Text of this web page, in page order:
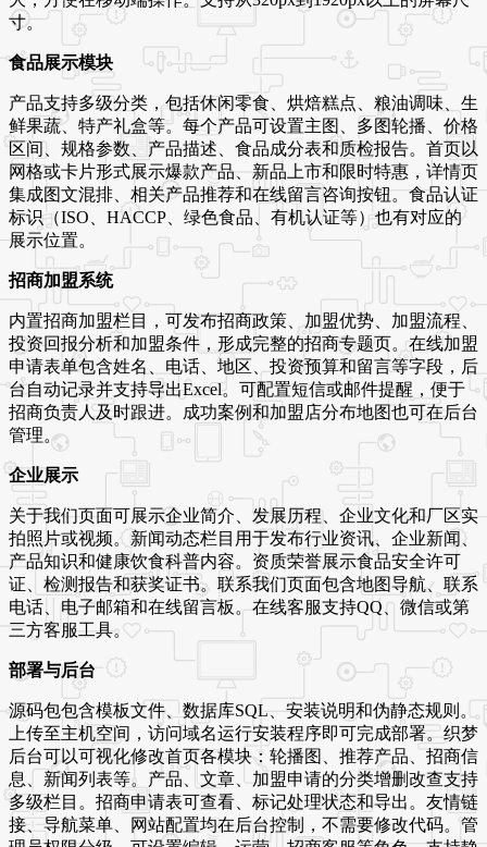
寸。
食品展示模块
产品支持多级分类，包括休闲零食、烘焙糕点、粮油调味、生
鲜果蔬、特产礼盒等。每个产品可设置主图、多图轮播、价格
区间、规格参数、产品描述、食品成分表和质检报告。首页以
网格或卡片形式展示爆款产品、新品上市和限时特惠，详情页
集成图文混排、相关产品推荐和在线留言咨询按钮。食品认证
标识（ISO、HACCP、绿色食品、有机认证等）也有对应的
展示位置。
招商加盟系统
内置招商加盟栏目，可发布招商政策、加盟优势、加盟流程、
投资回报分析和加盟条件，形成完整的招商专题页。在线加盟
申请表单包含姓名、电话、地区、投资预算和留言等字段，后
台自动记录并支持导出Excel。可配置短信或邮件提醒，便于
招商负责人及时跟进。成功案例和加盟店分布地图也可在后台
管理。
企业展示
关于我们页面可展示企业简介、发展历程、企业文化和厂区实
拍照片或视频。新闻动态栏目用于发布行业资讯、企业新闻、
产品知识和健康饮食科普内容。资质荣誉展示食品安全许可
证、检测报告和获奖证书。联系我们页面包含地图导航、联系
电话、电子邮箱和在线留言板。在线客服支持QQ、微信或第
三方客服工具。
部署与后台
源码包包含模板文件、数据库SQL、安装说明和伪静态规则。
上传至主机空间，访问域名运行安装程序即可完成部署。织梦
后台可以可视化修改首页各模块：轮播图、推荐产品、招商信
息、新闻列表等。产品、文章、加盟申请的分类增删改查支持
多级栏目。招商申请表可查看、标记处理状态和导出。友情链
接、导航菜单、网站配置均在后台控制，不需要修改代码。管